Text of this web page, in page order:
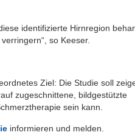
identifizierte Hirnregion
so Keeser.
Ziel: Die Studie soll
zugeschnittene, bildgestützte
sein kann.
informieren und melden.